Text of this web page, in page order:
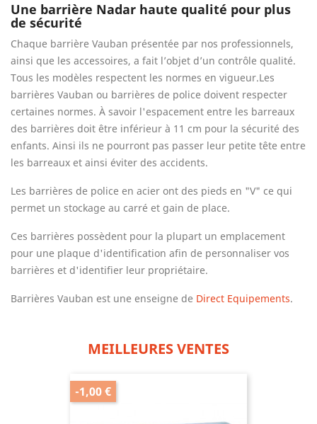
Une barrière Nadar haute qualité pour plus
de sécurité
Chaque barrière Vauban présentée par nos professionnels,
ainsi que les accessoires, a fait l’objet d’un contrôle qualité.
Tous les modèles respectent les normes en vigueur.Les
barrières Vauban ou barrières de police doivent respecter
certaines normes. À savoir l'espacement entre les barreaux
des barrières doit être inférieur à 11 cm pour la sécurité des
enfants. Ainsi ils ne pourront pas passer leur petite tête entre
les barreaux et ainsi éviter des accidents.
Les barrières de police en acier ont des pieds en "V" ce qui
permet un stockage au carré et gain de place.
Ces barrières possèdent pour la plupart un emplacement
pour une plaque d'identification afin de personnaliser vos
barrières et d'identifier leur propriétaire.
Barrières Vauban est une enseigne de Direct Equipements.
MEILLEURES VENTES
-1,00 €